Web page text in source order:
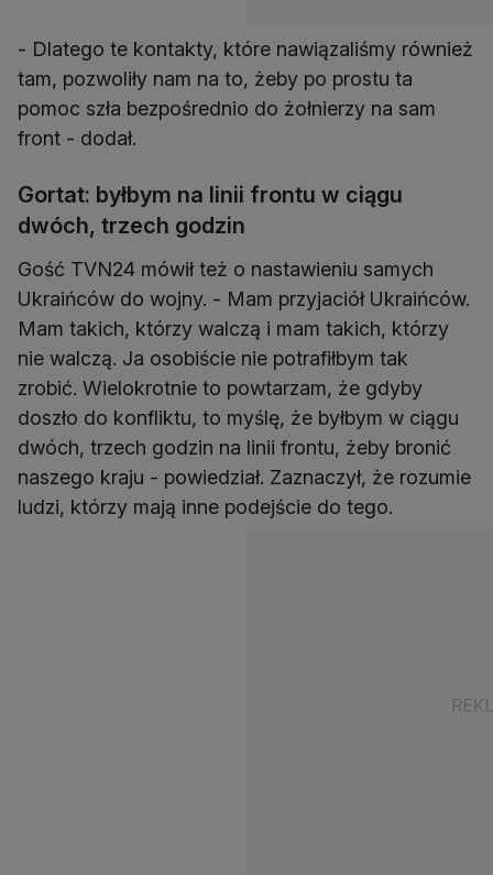
- Dlatego te kontakty, które nawiązaliśmy również
tam, pozwoliły nam na to, żeby po prostu ta
pomoc szła bezpośrednio do żołnierzy na sam
front - dodał.
Gortat: byłbym na linii frontu w ciągu
dwóch, trzech godzin
Gość TVN24 mówił też o nastawieniu samych
Ukraińców do wojny. - Mam przyjaciół Ukraińców.
Mam takich, którzy walczą i mam takich, którzy
nie walczą. Ja osobiście nie potrafiłbym tak
zrobić. Wielokrotnie to powtarzam, że gdyby
doszło do konfliktu, to myślę, że byłbym w ciągu
dwóch, trzech godzin na linii frontu, żeby bronić
naszego kraju - powiedział. Zaznaczył, że rozumie
ludzi, którzy mają inne podejście do tego.